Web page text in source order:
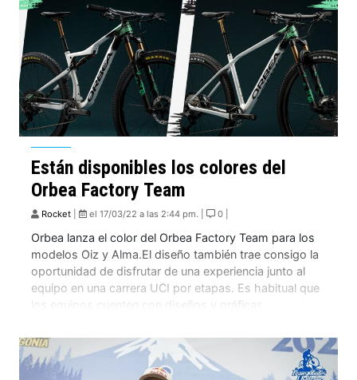
conjunto con Polygon Bikes anuncian el primer torneo
Están disponibles los colores del
Orbea Factory Team
Rocket el 17/03/22 a las 2:44 pm. | 0 |
Orbea lanza el color del Orbea Factory Team para los
modelos Oiz y Alma.El diseño también trae consigo la
oportunidad de disfrutar de una experiencia junto al
equipo en una carrera UCI por etapas. Es habitual que
los equipos cuenten con diseños y gráficas
competiciones. Sin embargo, […]